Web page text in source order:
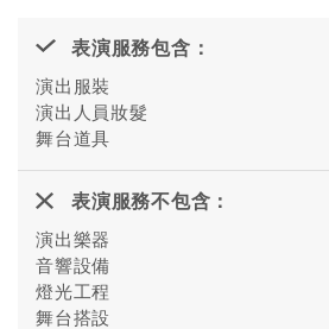
表演服務包含：
演出服裝
演出人員妝髮
舞台道具
表演服務不包含：
演出樂器
音響設備
燈光工程
舞台搭設